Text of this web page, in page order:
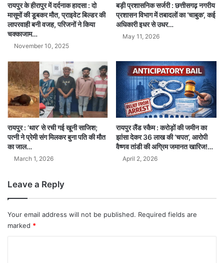
रायपुर के हीरापुर में दर्दनाक हादसा : दो
मासूमों की डूबकर मौत, प्राइवेट बिल्डर की
लापरवाही बनी वजह, परिजनों ने किया
चक्काजाम…
November 10, 2025
बड़ी प्रशासनिक सर्जरी : छत्तीसगढ़ नगरीय
प्रशासन विभाग में तबादलों का ‘चाबुक’, कई
अधिकारी इधर से उधर…
May 11, 2026
रायपुर : ‘थार’ से रची गई खूनी साजिश;
पत्नी ने प्रेमी संग मिलकर बुना पति की मौत
का जाल…
March 1, 2026
रायपुर लैंड स्कैम : करोड़ों की जमीन का
झांसा देकर 36 लाख की ‘चपत’, आरोपी
वैष्णव तांडी की अग्रिम जमानत खारिज!…
April 2, 2026
Leave a Reply
Your email address will not be published. Required fields are
marked *